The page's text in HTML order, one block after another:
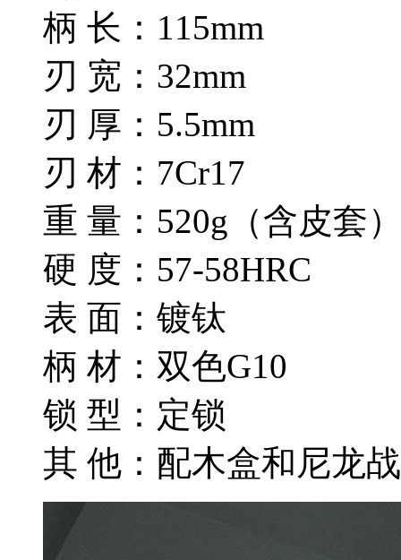
柄 长：115mm
刃 宽：32mm
刃 厚：5.5mm
刃 材：7Cr17
重 量：520g（含皮套
硬 度：57-58HRC
表 面：镀钛
柄 材：双色G10
锁 型：定锁
其 他：配木盒和尼龙